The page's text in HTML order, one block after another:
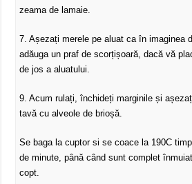
zeama de lamaie.
7. Așezați merele pe aluat ca în imaginea
adăuga un praf de scorțișoară, dacă vă
de jos a aluatului.
9. Acum rulați, închideți marginile și
tavă cu alveole de brioșă.
Se baga la cuptor si se coace la 190C
de minute, până când sunt complet
copt.